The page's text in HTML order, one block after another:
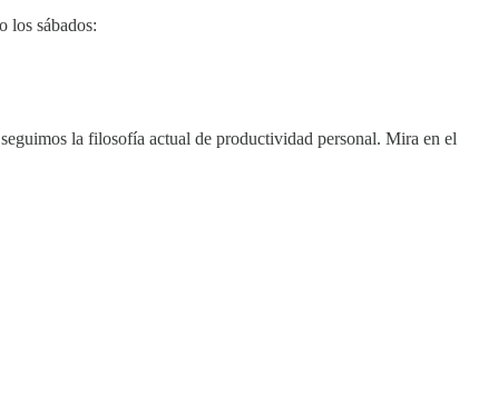
los sábados:
la filosofía actual de productividad personal. Mira en el